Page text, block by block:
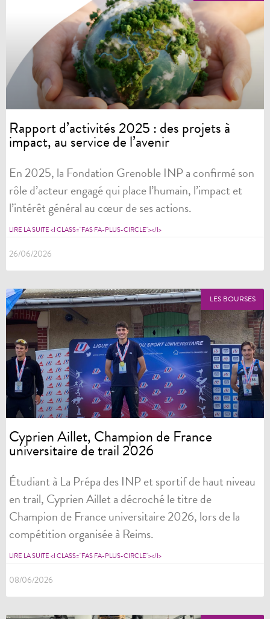
Rapport d’activités 2025 : des projets à
impact, au service de l’avenir
En 2025, la Fondation Grenoble INP a confirmé son
rôle d’acteur engagé qui place l’humain, l’impact et
l’intérêt général au cœur de ses actions.
LIRE LA SUITE <I CLASS="FAS FA-PLUS-CIRCLE"></I>
26/06/2026
LES BOURSES
Cyprien Aillet, Champion de France
universitaire de trail 2026
Étudiant à La Prépa des INP et sportif de haut niveau
en trail, Cyprien Aillet a décroché le titre de
Champion de France universitaire 2026, lors de la
compétition organisée à Reims.
LIRE LA SUITE <I CLASS="FAS FA-PLUS-CIRCLE"></I>
08/06/2026